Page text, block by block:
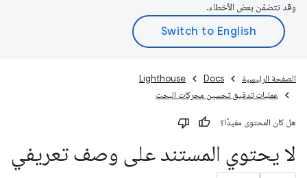
وقد تتضمّن بعض الأخطاء.
الصفحة الرئيسية Docs
Lighthouse
عمليات تدقيق تحسين محركات البحث
هل كان المحتوى مفيدًا؟
لا يحتوي المستند على وصف تعريفي